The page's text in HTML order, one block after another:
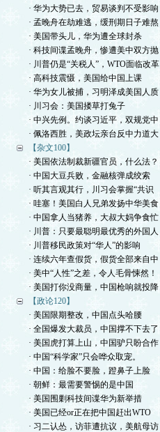
· 华为大势已去，贸易谈判不受影响
· 孟晚舟在劫难逃，缓刑期日子难熬
· 美国带头儿，华为遭全球封杀
· 科技间谍孟晚舟，惨遭美中双方抛
· 川普仍是“关税人”，WTO面临改革
· 高科技震慑，美国给中国上课
· 华为女儿被捕，习明泽成美国人质
· 川习会：美国搂草打兔子
· 中兴先例。约谈习近平，双规党中
· 佩洛西胜，美政坛亲台反中力道大
【杂文100】
· 美国依法制裁新疆官员，什么法？
· 中国大豆兵败，金融核弹成绞索
· 听其言观其行，川习会掌握“共识
· 哇塞！美国白人兄弟发扬中华美食
· 中国拿人当猪养，大叔大妈争食忙
· 川普：只要最聪明最优秀的外国人
· 川普移民政策对“华人”的影响
· 连续六年查假货，假货全部来自中
· 美中“人性”之差，令人毛骨悚然！
· 美国打你没商量，中国枪响就投降
【政论120】
· 美国限期整改，中国点头哈腰
· 全国爆发大裁员，中国撑不下去了
· 美国虎打算上山，中国驴只盼合作
· 中国“科学家”只会哗众取宠。
· 中国：给脸不要脸，蹬鼻子上脸
· 朝鲜：最需要警惕的是中国
· 美国围剿科技间谍华为新举措
· 美国已经or正在把中国赶出WTO
· 习二认怂，访菲遭抗议，美航母访